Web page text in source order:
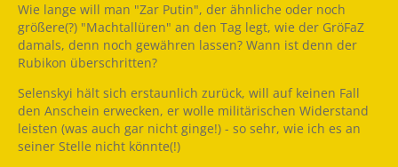
Wie lange will man "Zar Putin", der ähnliche oder noch
größere(?) "Machtallüren" an den Tag legt, wie der GröFaZ
damals, denn noch gewähren lassen? Wann ist denn der
Rubikon überschritten?
Selenskyi hält sich erstaunlich zurück, will auf keinen Fall
den Anschein erwecken, er wolle militärischen Widerstand
leisten (was auch gar nicht ginge!) - so sehr, wie ich es an
seiner Stelle nicht könnte(!)